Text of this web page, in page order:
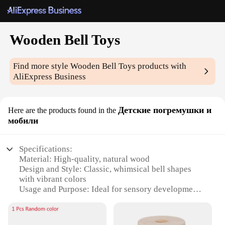
Wooden Bell Toys
Find more styleWooden Bell Toys products with
AliExpress Business
Here are the products found in the Детские погремушки и
мобили
Specifications:
Material: High-quality, natural wood
Design and Style: Classic, whimsical bell shapes
with vibrant colors
Usage and Purpose: Ideal for sensory development
Typical Adaptive Scenario: Perfect for playtime,
educational settings, and holiday gifts